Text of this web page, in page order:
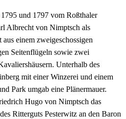
und 1797 vom Roßthaler
Albrecht von Nimptsch als
aus einem zweigeschossigen
Seitenflügeln sowie zwei
Unterhalb des
mit einer Winzerei und einem
Park umgab eine Plänermauer.
Hugo von Nimptsch das
Ritterguts Pesterwitz an den Baron